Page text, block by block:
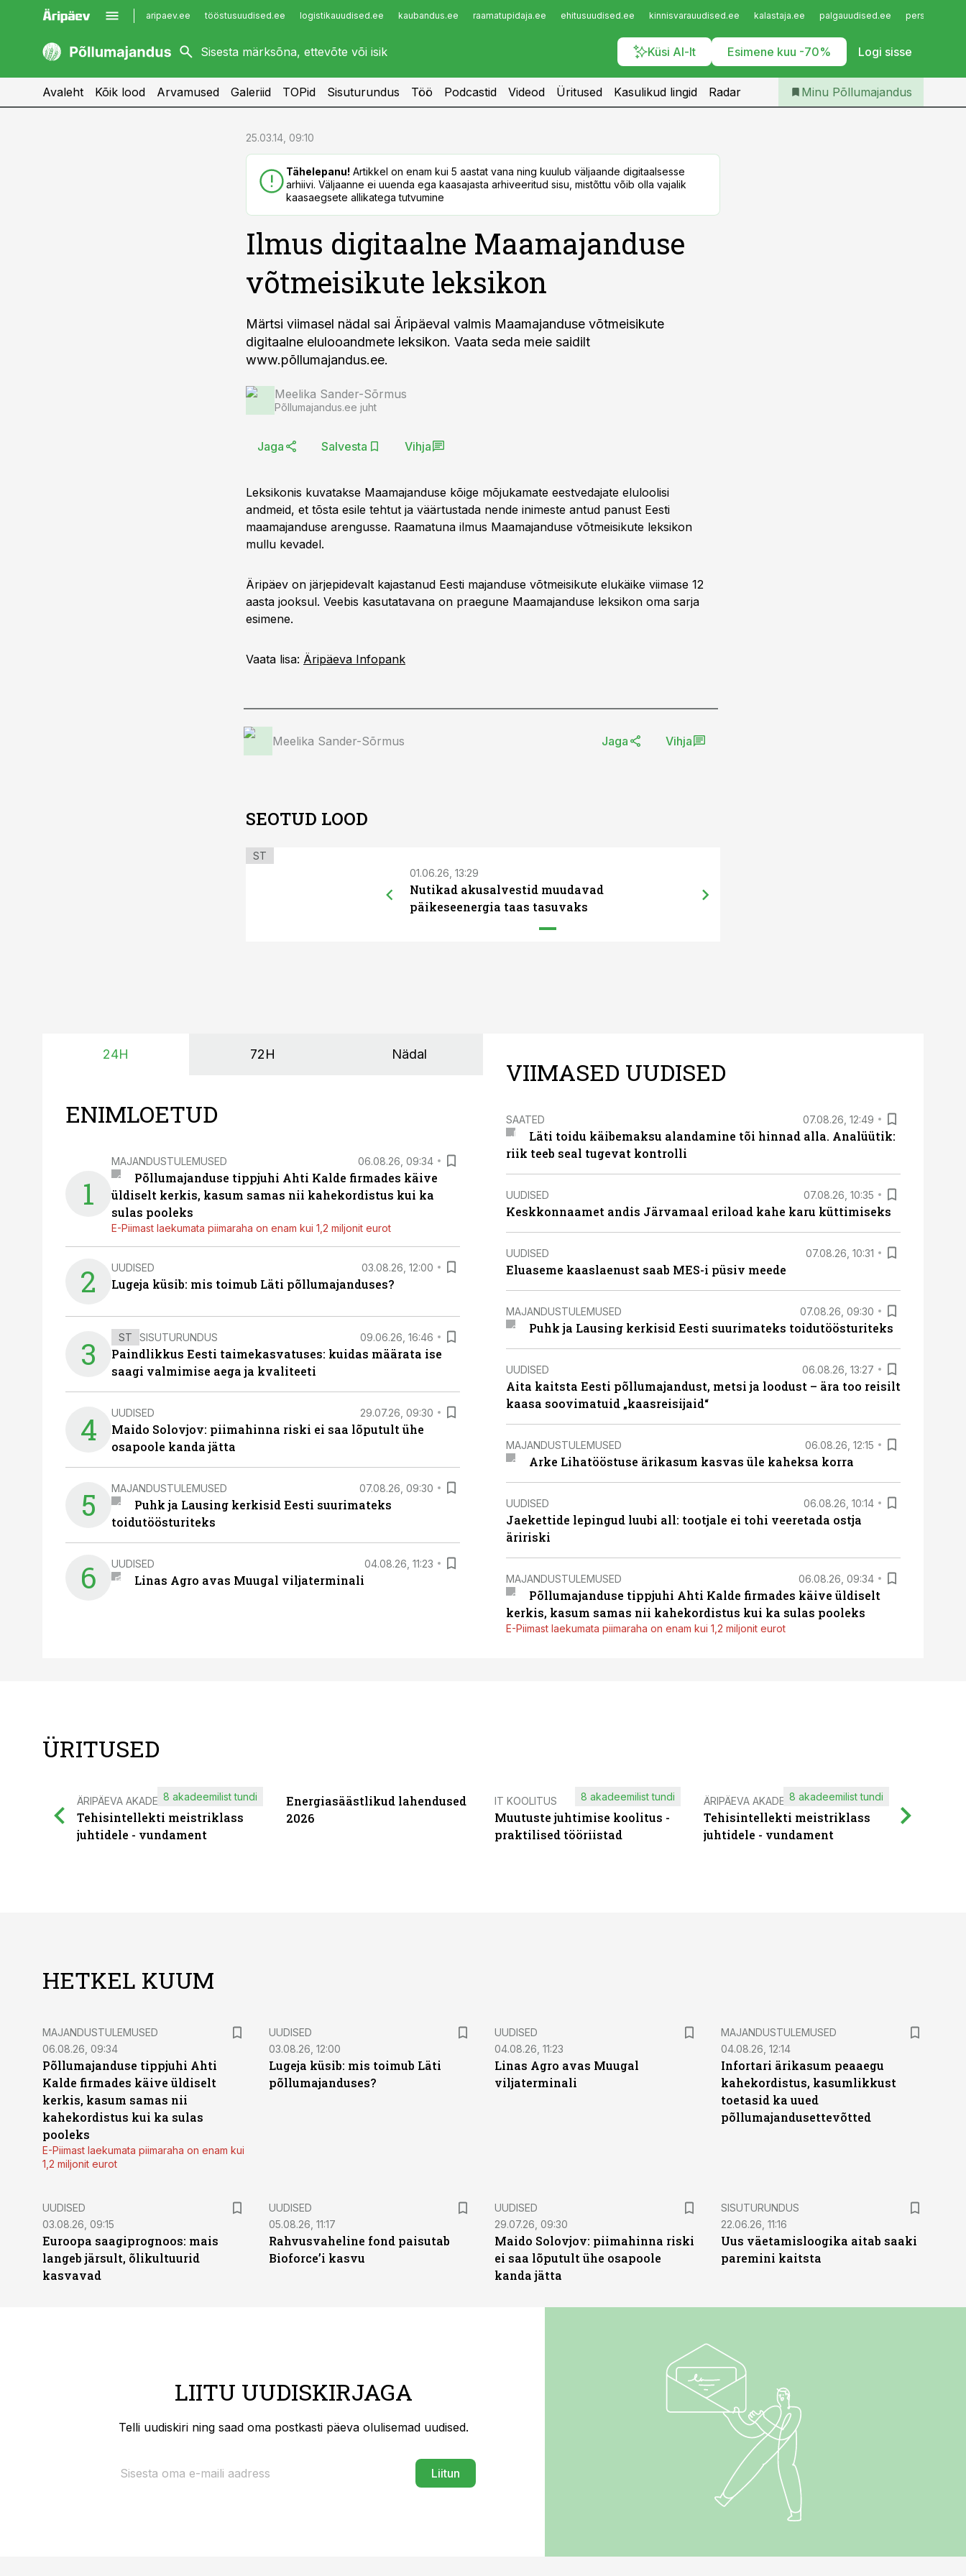
aripaev.ee tööstusuudised.ee logistikauudised.ee kaubandus.ee raamatupidaja.ee ehitusuudised.ee kinnisvarauudised.ee kalastaja.ee palgauudised.ee
Küsi AI-lt Esimene kuu -70% Logi sisse
kaubandus.ee
kinnisvarauudised.ee
imelineajalugu.ee
Infopank
Iseteenindus
Telli Põllumajandus
Avaleht Kõik lood Arvamused Galeriid TOPid Sisuturundus Töö Podcastid Videod Üritused Kasulikud lingid Radar Minu Põllumajandus
25.03.14, 09:10
Tähelepanu! Artikkel on enam kui 5 aastat vana ning kuulub väljaande digitaalsesse
arhiivi. Väljaanne ei uuenda ega kaasajasta arhiveeritud sisu, mistõttu võib olla vajalik
kaasaegsete allikatega tutvumine
Ilmus digitaalne Maamajanduse
võtmeisikute leksikon
Märtsi viimasel nädal sai Äripäeval valmis Maamajanduse võtmeisikute
digitaalne elulooandmete leksikon. Vaata seda meie saidilt
www.põllumajandus.ee.
Meelika Sander-Sõrmus
Põllumajandus.ee juht
Jaga Salvesta Vihja
Leksikonis kuvatakse Maamajanduse kõige mõjukamate eestvedajate eluloolisi
andmeid, et tõsta esile tehtut ja väärtustada nende inimeste antud panust Eesti
maamajanduse arengusse. Raamatuna ilmus Maamajanduse võtmeisikute leksikon
mullu kevadel.
Äripäev on järjepidevalt kajastanud Eesti majanduse võtmeisikute elukäike viimase 12
aasta jooksul. Veebis kasutatavana on praegune Maamajanduse leksikon oma sarja
esimene.
Vaata lisa: Äripäeva Infopank
Meelika Sander-Sõrmus Jaga Vihja
SEOTUD LOOD
ST
01.06.26, 13:29
Nutikad akusalvestid muudavad
päikeseenergia taas tasuvaks
24H 72H Nädal
ENIMLOETUD
1
MAJANDUSTULEMUSED 06.08.26, 09:34
Põllumajanduse tippjuhi Ahti Kalde firmades käive
üldiselt kerkis, kasum samas nii kahekordistus kui ka
sulas pooleks
E-Piimast laekumata piimaraha on enam kui 1,2 miljonit eurot
2 UUDISED 03.08.26, 12:00
Lugeja küsib: mis toimub Läti põllumajanduses?
3 ST SISUTURUNDUS 09.06.26, 16:46
Paindlikkus Eesti taimekasvatuses: kuidas määrata ise
saagi valmimise aega ja kvaliteeti
4 UUDISED 29.07.26, 09:30
Maido Solovjov: piimahinna riski ei saa lõputult ühe
osapoole kanda jätta
5 MAJANDUSTULEMUSED 07.08.26, 09:30
Puhk ja Lausing kerkisid Eesti suurimateks
toidutöösturiteks
6 UUDISED 04.08.26, 11:23
Linas Agro avas Muugal viljaterminali
VIIMASED UUDISED
SAATED 07.08.26, 12:49
Läti toidu käibemaksu alandamine tõi hinnad alla. Analüütik:
riik teeb seal tugevat kontrolli
UUDISED 07.08.26, 10:35
Keskkonnaamet andis Järvamaal eriload kahe karu küttimiseks
UUDISED 07.08.26, 10:31
Eluaseme kaaslaenust saab MES-i püsiv meede
MAJANDUSTULEMUSED 07.08.26, 09:30
Puhk ja Lausing kerkisid Eesti suurimateks toidutöösturiteks
UUDISED 06.08.26, 13:27
Aita kaitsta Eesti põllumajandust, metsi ja loodust – ära too reisilt
kaasa soovimatuid „kaasreisijaid“
MAJANDUSTULEMUSED 06.08.26, 12:15
Arke Lihatööstuse ärikasum kasvas üle kaheksa korra
UUDISED 06.08.26, 10:14
Jaekettide lepingud luubi all: tootjale ei tohi veeretada ostja
äririski
MAJANDUSTULEMUSED 06.08.26, 09:34
Põllumajanduse tippjuhi Ahti Kalde firmades käive üldiselt
kerkis, kasum samas nii kahekordistus kui ka sulas pooleks
E-Piimast laekumata piimaraha on enam kui 1,2 miljonit eurot
ÜRITUSED
ÄRIPÄEVA AKADEEMIA
Tehisintellekti meistriklass
juhtidele - vundament
8 akadeemilist tundi
Energiasäästlikud lahendused
2026
IT KOOLITUS
Muutuste juhtimise koolitus -
praktilised tööriistad
8 akadeemilist tundi ÄRIPÄEVA AKADEEMIA
Tehisintellekti meistriklass
juhtidele - vundament
8 akadeemilist tundi
HETKEL KUUM
MAJANDUSTULEMUSED
06.08.26, 09:34
Põllumajanduse tippjuhi Ahti
Kalde firmades käive üldiselt
kerkis, kasum samas nii
kahekordistus kui ka sulas
pooleks
E-Piimast laekumata piimaraha on enam kui
1,2 miljonit eurot
UUDISED
03.08.26, 12:00
Lugeja küsib: mis toimub Läti
põllumajanduses?
UUDISED
04.08.26, 11:23
Linas Agro avas Muugal
viljaterminali
MAJANDUSTULEMUSED
04.08.26, 12:14
Infortari ärikasum peaaegu
kahekordistus, kasumlikkust
toetasid ka uued
põllumajandusettevõtted
UUDISED
03.08.26, 09:15
Euroopa saagiprognoos: mais
langeb järsult, õlikultuurid
kasvavad
UUDISED
05.08.26, 11:17
Rahvusvaheline fond paisutab
Bioforce’i kasvu
UUDISED
29.07.26, 09:30
Maido Solovjov: piimahinna riski
ei saa lõputult ühe osapoole
kanda jätta
ST
SISUTURUNDUS
22.06.26, 11:16
Uus väetamisloogika aitab saaki
paremini kaitsta
LIITU UUDISKIRJAGA
Telli uudiskiri ning saad oma postkasti päeva olulisemad uudised.
Liitun